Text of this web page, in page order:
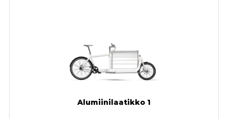
Alumiinilaatikko 1